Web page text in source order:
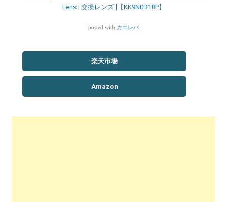
Lens | 交換レンズ ]【KK9N0D18P】
posted with カエレバ
楽天市場
Amazon